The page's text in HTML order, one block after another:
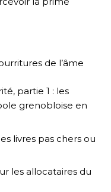
de l’âme
partie 1 : les
grenobloise en
livres pas chers ou
les allocataires du